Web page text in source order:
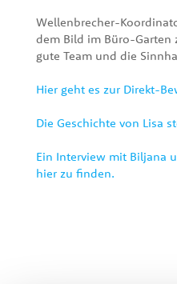
Wellenbrecher-
dem Bild im Büro-Garten
gute Team und die
Hier geht es zur Direkt-
Die Geschichte von Lisa
Ein Interview mit Biljana
hier zu finden.